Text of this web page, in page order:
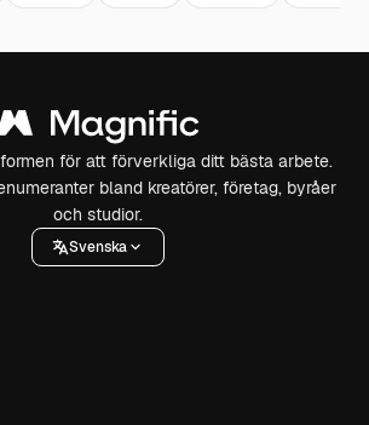
för att förverkliga ditt bästa arbete.
bland kreatörer, företag, byråer
och studior.
Svenska